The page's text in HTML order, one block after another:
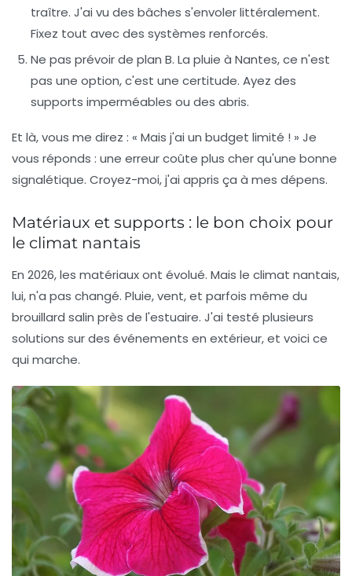
traître. J'ai vu des bâches s'envoler littéralement.
Fixez tout avec des systèmes renforcés.
Ne pas prévoir de plan B. La pluie à Nantes, ce n'est
pas une option, c'est une certitude. Ayez des
supports imperméables ou des abris.
Et là, vous me direz : « Mais j'ai un budget limité ! » Je
vous réponds : une erreur coûte plus cher qu'une bonne
signalétique. Croyez-moi, j'ai appris ça à mes dépens.
Matériaux et supports : le bon choix pour
le climat nantais
En 2026, les matériaux ont évolué. Mais le climat nantais,
lui, n'a pas changé. Pluie, vent, et parfois même du
brouillard salin près de l'estuaire. J'ai testé plusieurs
solutions sur des événements en extérieur, et voici ce
qui marche.